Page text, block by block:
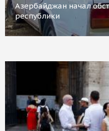
Азербайджан начал
республики